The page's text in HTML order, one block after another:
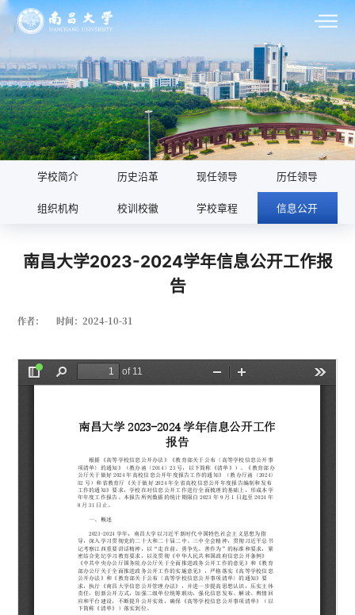
学校简介 历史沿革 现任领导 历任领导
组织机构 校训校徽 学校章程 信息公开
南昌大学2023-2024学年信息公开工作报
告
作者： 时间：2024-10-31